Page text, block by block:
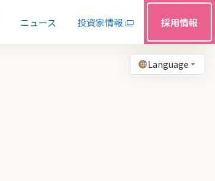
Language
ニュース 投資家情報 採用情報